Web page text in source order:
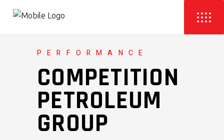
PERFORMANCE
COMPETITION
PETROLEUM
GROUP